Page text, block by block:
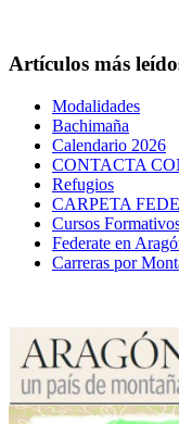
Artículos más
Modalidades
Bachimaña
Calendario 2026
CONTACTA
Refugios
CARPETA
Cursos
Federate en
Carreras por